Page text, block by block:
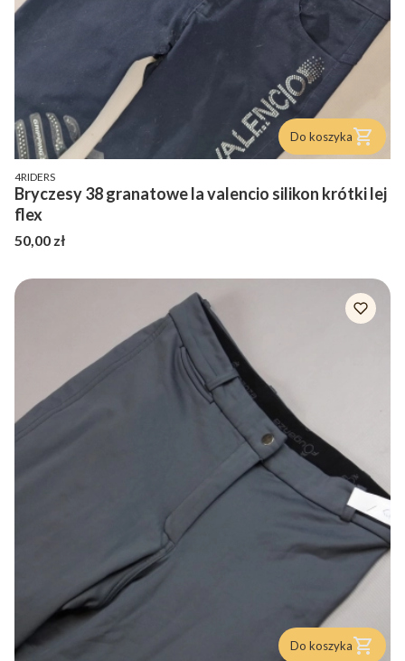
Do koszyka
PRODUCENT
4RIDERS
Bryczesy 38 granatowe la valencio silikon krótki lej
flex
Cena
50,00 zł
Do koszyka